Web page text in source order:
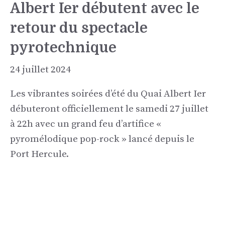
Albert Ier débutent avec le
retour du spectacle
pyrotechnique
24 juillet 2024
Les vibrantes soirées d’été du Quai Albert Ier
débuteront officiellement le samedi 27 juillet
à 22h avec un grand feu d’artifice «
pyromélodique pop-rock » lancé depuis le
Port Hercule.